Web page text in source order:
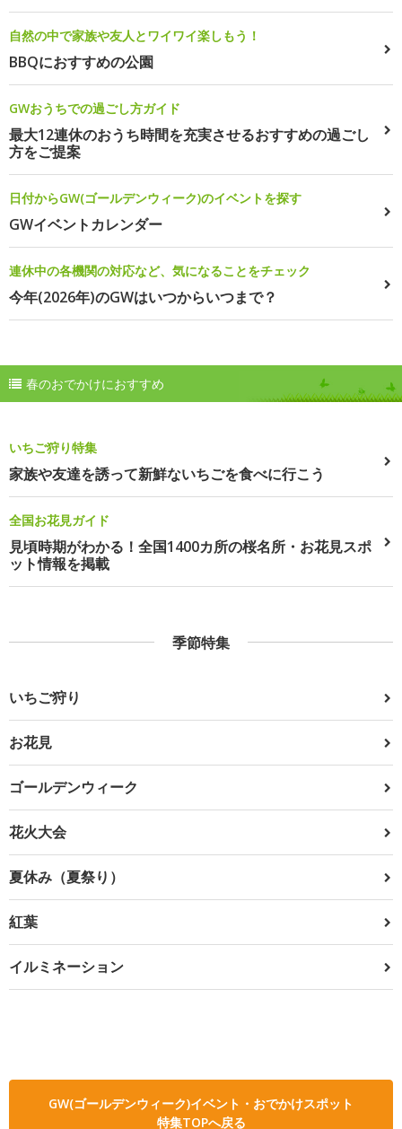
自然の中で家族や友人とワイワイ楽しもう！
BBQにおすすめの公園
GWおうちでの過ごし方ガイド
最大12連休のおうち時間を充実させるおすすめの過ごし
方をご提案
日付からGW(ゴールデンウィーク)のイベントを探す
GWイベントカレンダー
連休中の各機関の対応など、気になることをチェック
今年(2026年)のGWはいつからいつまで？
春のおでかけにおすすめ
いちご狩り特集
家族や友達を誘って新鮮ないちごを食べに行こう
全国お花見ガイド
見頃時期がわかる！全国1400カ所の桜名所・お花見スポ
ット情報を掲載
季節特集
いちご狩り
お花見
ゴールデンウィーク
花火大会
夏休み（夏祭り）
紅葉
イルミネーション
GW(ゴールデンウィーク)イベント・おでかけスポット
特集TOPへ戻る